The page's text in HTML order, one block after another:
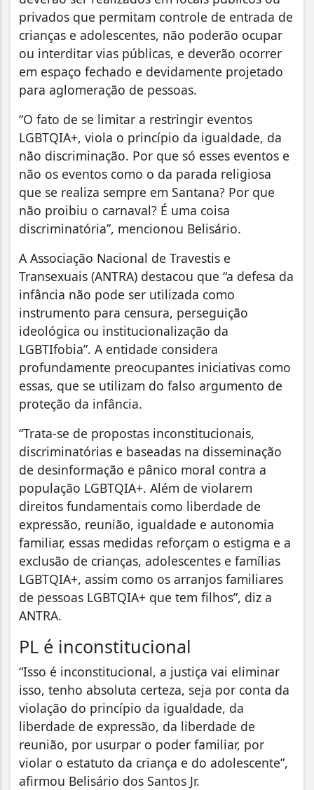
privados que permitam controle de entrada de
crianças e adolescentes, não poderão ocupar
ou interditar vias públicas, e deverão ocorrer
em espaço fechado e devidamente projetado
para aglomeração de pessoas.
“O fato de se limitar a restringir eventos
LGBTQIA+, viola o princípio da igualdade, da
não discriminação. Por que só esses eventos e
não os eventos como o da parada religiosa
que se realiza sempre em Santana? Por que
não proibiu o carnaval? É uma coisa
discriminatória”, mencionou Belisário.
A Associação Nacional de Travestis e
Transexuais (ANTRA) destacou que “a defesa da
infância não pode ser utilizada como
instrumento para censura, perseguição
ideológica ou institucionalização da
LGBTIfobia”. A entidade considera
profundamente preocupantes iniciativas como
essas, que se utilizam do falso argumento de
proteção da infância.
“Trata-se de propostas inconstitucionais,
discriminatórias e baseadas na disseminação
de desinformação e pânico moral contra a
população LGBTQIA+. Além de violarem
direitos fundamentais como liberdade de
expressão, reunião, igualdade e autonomia
familiar, essas medidas reforçam o estigma e a
exclusão de crianças, adolescentes e famílias
LGBTQIA+, assim como os arranjos familiares
de pessoas LGBTQIA+ que tem filhos”, diz a
ANTRA.
PL é inconstitucional
“Isso é inconstitucional, a justiça vai eliminar
isso, tenho absoluta certeza, seja por conta da
violação do princípio da igualdade, da
liberdade de expressão, da liberdade de
reunião, por usurpar o poder familiar, por
violar o estatuto da criança e do adolescente”,
afirmou Belisário dos Santos Jr.